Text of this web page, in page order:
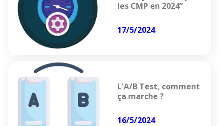
les CMP en 2024”
17/5/2024
L'A/B Test, comment
ça marche ?
16/5/2024